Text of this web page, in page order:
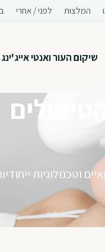
המלצות לפני / אחרי
שיקום העור ואנטי אייג'ינג
וטכנולוגיות